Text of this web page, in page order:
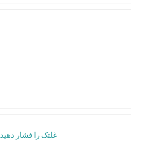
غلتک را فشار دهید